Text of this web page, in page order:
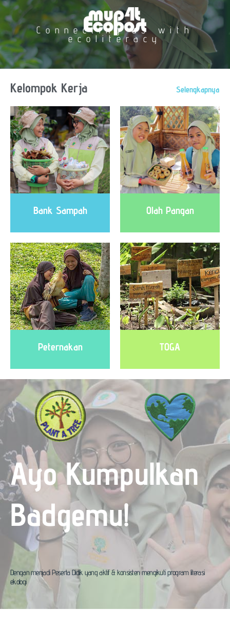
Connecting us with
ecoliteracy
Kelompok Kerja Selengkapnya
Bank Sampah Olah Pangan
Peternakan TOGA
Ayo Kumpulkan
Badgemu!
Dengan menjadi Peserta Didik yang aktif & konsisten mengikuti program literasi
ekologi